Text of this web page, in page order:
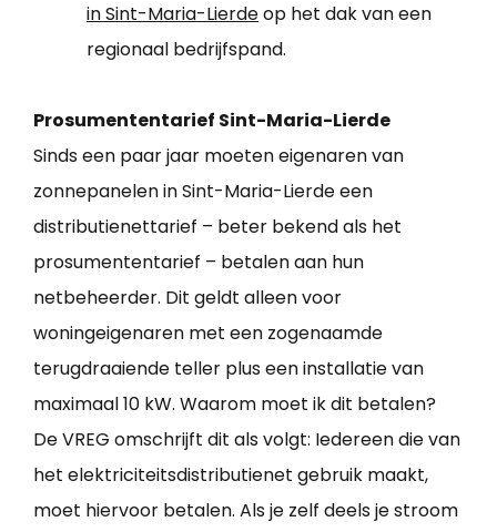
in Sint-Maria-Lierdeop het dak van een
regionaal bedrijfspand.
Prosumententarief Sint-Maria-Lierde
Sinds een paar jaar moeten eigenaren van
zonnepanelen in Sint-Maria-Lierde een
distributienettarief – beter bekend als het
prosumententarief – betalen aan hun
netbeheerder. Dit geldt alleen voor
woningeigenaren met een zogenaamde
terugdraaiende teller plus een installatie van
maximaal 10 kW. Waarom moet ik dit betalen?
De VREG omschrijft dit als volgt: Iedereen die van
het elektriciteitsdistributienet gebruik maakt,
moet hiervoor betalen. Als je zelf deels je stroom